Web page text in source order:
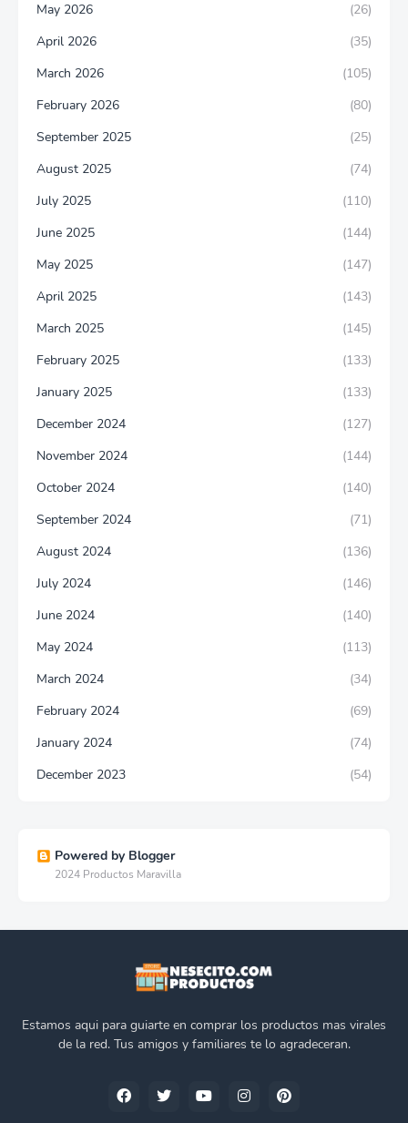
May 2026
(26)
April 2026
(35)
March 2026
(105)
February 2026
(80)
September 2025
(25)
August 2025
(74)
July 2025
(110)
June 2025
(144)
May 2025
(147)
April 2025
(143)
March 2025
(145)
February 2025
(133)
January 2025
(133)
December 2024
(127)
November 2024
(144)
October 2024
(140)
September 2024
(71)
August 2024
(136)
July 2024
(146)
June 2024
(140)
May 2024
(113)
March 2024
(34)
February 2024
(69)
January 2024
(74)
December 2023
(54)
Powered by Blogger
2024 Productos Maravilla
Estamos aqui para guiarte en comprar los productos mas virales
de la red. Tus amigos y familiares te lo agradeceran.